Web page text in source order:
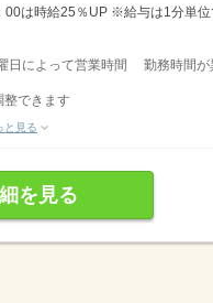
は時給25％UP ※給与は1分単位
によって営業時間 勤務時間が
整できます
と見る
を見る